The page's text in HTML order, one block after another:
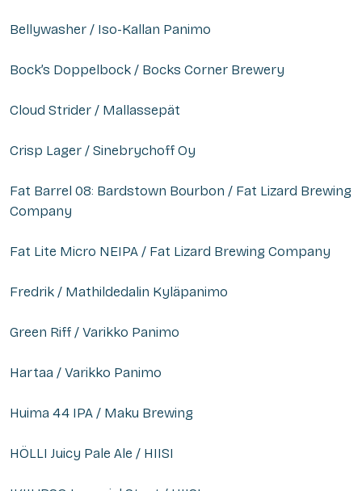
Bellywasher / Iso-Kallan Panimo
Bock’s Doppelbock / Bocks Corner Brewery
Cloud Strider / Mallassepät
Crisp Lager / Sinebrychoff Oy
Fat Barrel 08: Bardstown Bourbon / Fat Lizard Brewing
Company
Fat Lite Micro NEIPA / Fat Lizard Brewing Company
Fredrik / Mathildedalin Kyläpanimo
Green Riff / Varikko Panimo
Hartaa / Varikko Panimo
Huima 44 IPA / Maku Brewing
HÖLLI Juicy Pale Ale / HIISI